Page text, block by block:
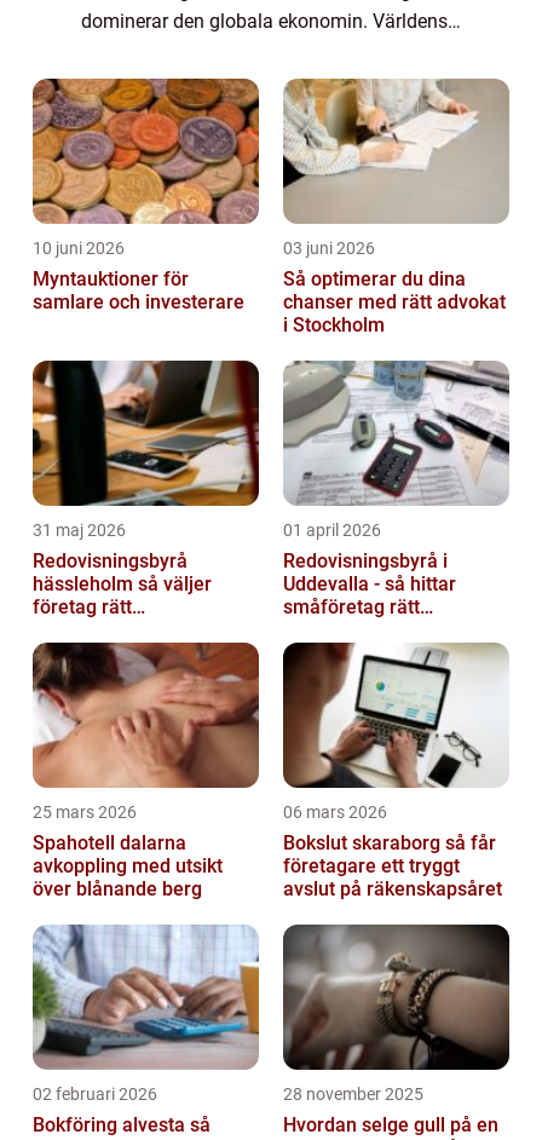
dominerar den globala ekonomin. Världens
absoluta eliten och drar till si...
10 juni 2026
Myntauktioner för
samlare och investerare
03 juni 2026
Så optimerar du dina
chanser med rätt advokat
i Stockholm
31 maj 2026
Redovisningsbyrå
hässleholm så väljer
företag rätt
01 april 2026
Redovisningsbyrå i
Uddevalla - så hittar
småföretag rätt
25 mars 2026
Spahotell dalarna
avkoppling med utsikt
över blånande berg
06 mars 2026
Bokslut skaraborg så får
företagare ett tryggt
avslut på räkenskapsåret
02 februari 2026
Bokföring alvesta så
28 november 2025
Hvordan selge gull på en